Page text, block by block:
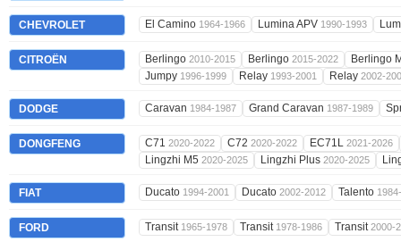
CHEVROLET El Camino 1964-1966 Lumina APV 1990-1993
CITROËN Berlingo 2010-2015 Berlingo 2015-2022
Berlingo
Jumpy 1996-1999 Relay 1993-2001 Relay 2002-
DODGE Caravan 1984-1987 Grand Caravan 1987-1989
DONGFENG C71 2020-2022 C72 2020-2022 EC71L 2021-2026
Lingzhi M5 2020-2025 Lingzhi Plus 2020-2025
FIAT Ducato 1994-2001 Ducato 2002-2012 Talento
FORD Transit 1965-1978 Transit 1978-1986 Transit2000-